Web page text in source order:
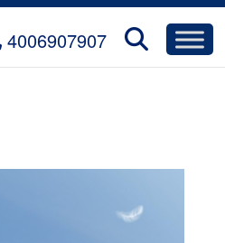
4006907907